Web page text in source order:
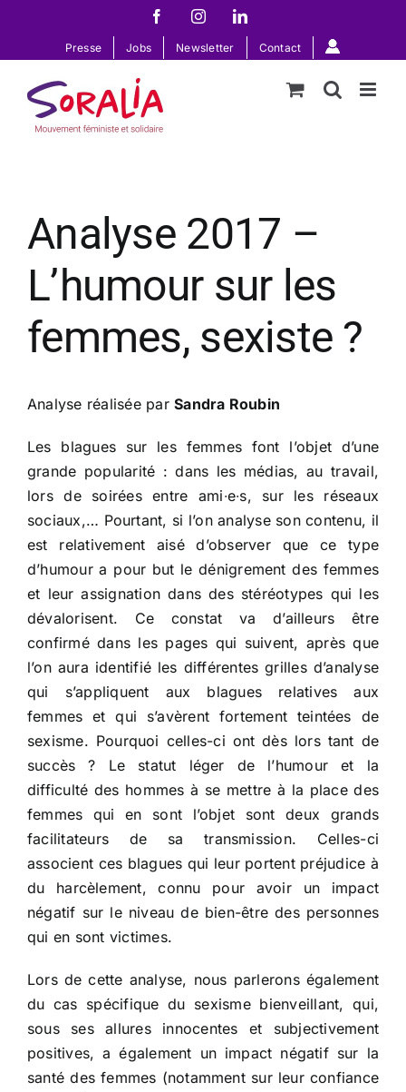
contenu
FacebookInstagramLinkedIn
Presse Jobs Newsletter Contact
Analyse 2017 –
L’humour sur les
femmes, sexiste ?
Analyse réalisée parSandra Roubin
Les blagues sur les femmes font l’objet d’une
grande popularité : dans les médias, au travail,
lors de soirées entre ami∙e∙s, sur les réseaux
sociaux,… Pourtant, si l’on analyse son contenu, il
est relativement aisé d’observer que ce type
d’humour a pour but le dénigrement des femmes
et leur assignation dans des stéréotypes qui les
dévalorisent. Ce constat va d’ailleurs être
confirmé dans les pages qui suivent, après que
l’on aura identifié les différentes grilles d’analyse
qui s’appliquent aux blagues relatives aux
femmes et qui s’avèrent fortement teintées de
sexisme. Pourquoi celles-ci ont dès lors tant de
succès ? Le statut léger de l’humour et la
difficulté des hommes à se mettre à la place des
femmes qui en sont l’objet sont deux grands
facilitateurs de sa transmission. Celles-ci
associent ces blagues qui leur portent préjudice à
du harcèlement, connu pour avoir un impact
négatif sur le niveau de bien-être des personnes
qui en sont victimes.
Lors de cette analyse, nous parlerons également
du cas spécifique du sexisme bienveillant, qui,
sous ses allures innocentes et subjectivement
positives, a également un impact négatif sur la
santé des femmes (notamment sur leur confiance